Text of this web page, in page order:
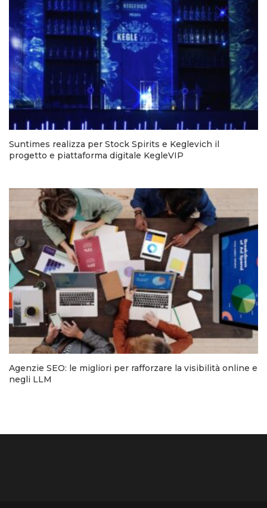
Suntimes realizza per Stock Spirits e Keglevich il
progetto e piattaforma digitale KegleVIP
Agenzie SEO: le migliori per rafforzare la visibilità online e
negli LLM